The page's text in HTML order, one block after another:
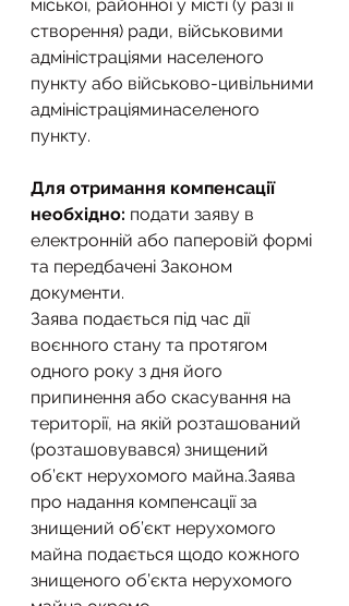
міської, районної у місті (у разі її
створення) ради, військовими
адміністраціями населеного
пункту або військово-цивільними
адміністраціяминаселеного
пункту.
Для отримання компенсації
необхідно: подати заяву в
електронній або паперовій формі
та передбачені Законом
документи.
Заява подається під час дії
воєнного стану та протягом
одного року з дня його
припинення або скасування на
території, на якій розташований
(розташовувався) знищений
об’єкт нерухомого майна.Заява
про надання компенсації за
знищений об’єкт нерухомого
майна подається щодо кожного
знищеного об’єкта нерухомого